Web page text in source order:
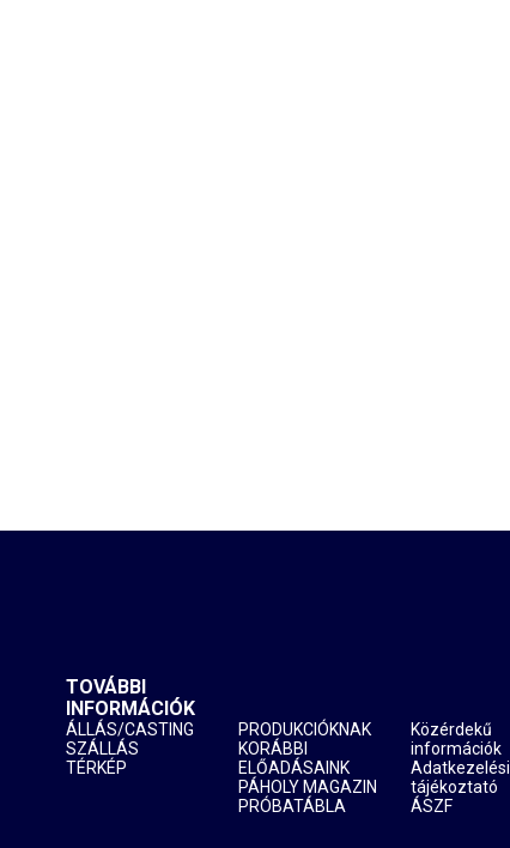
TOVÁBBI
INFORMÁCIÓK
ÁLLÁS/CASTING
SZÁLLÁS
TÉRKÉP
PRODUKCIÓKNAK
KORÁBBI
ELŐADÁSAINK
PÁHOLY MAGAZIN
PRÓBATÁBLA
Közérdekű
információk
Adatkezelési
tájékoztató
ÁSZF